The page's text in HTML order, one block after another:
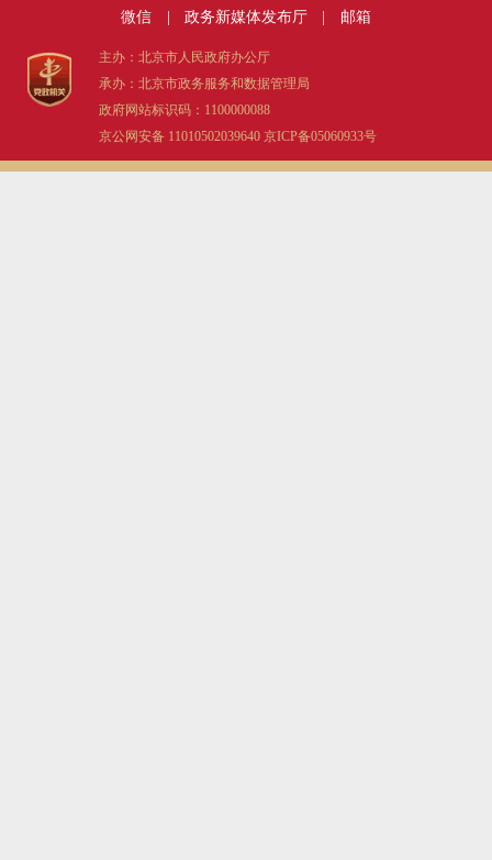
微信 政务新媒体发布厅 邮箱
主办：北京市人民政府办公厅
承办：北京市政务服务和数据管理局
政府网站标识码：1100000088
京公网安备 11010502039640 京ICP备05060933号